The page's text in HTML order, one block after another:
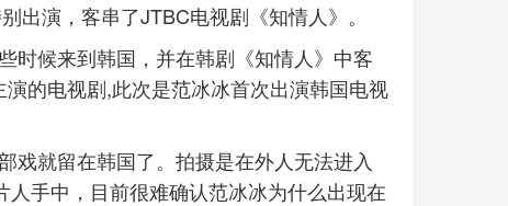
出演，客串了JTBC电视剧《知情人》。
时候来到韩国，并在韩剧《知情人》中客
的电视剧,此次是范冰冰首次出演韩国电视
戏就留在韩国了。拍摄是在外人无法进入
手中，目前很难确认范冰冰为什么出现在